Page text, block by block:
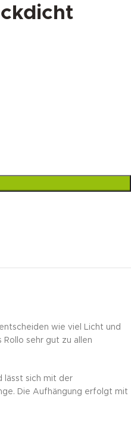
wie viel Licht und
sehr gut zu allen
lässt sich mit der
Die Aufhängung erfolgt mit